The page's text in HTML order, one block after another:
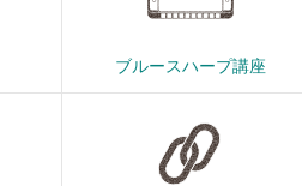
ブルースハープ講座